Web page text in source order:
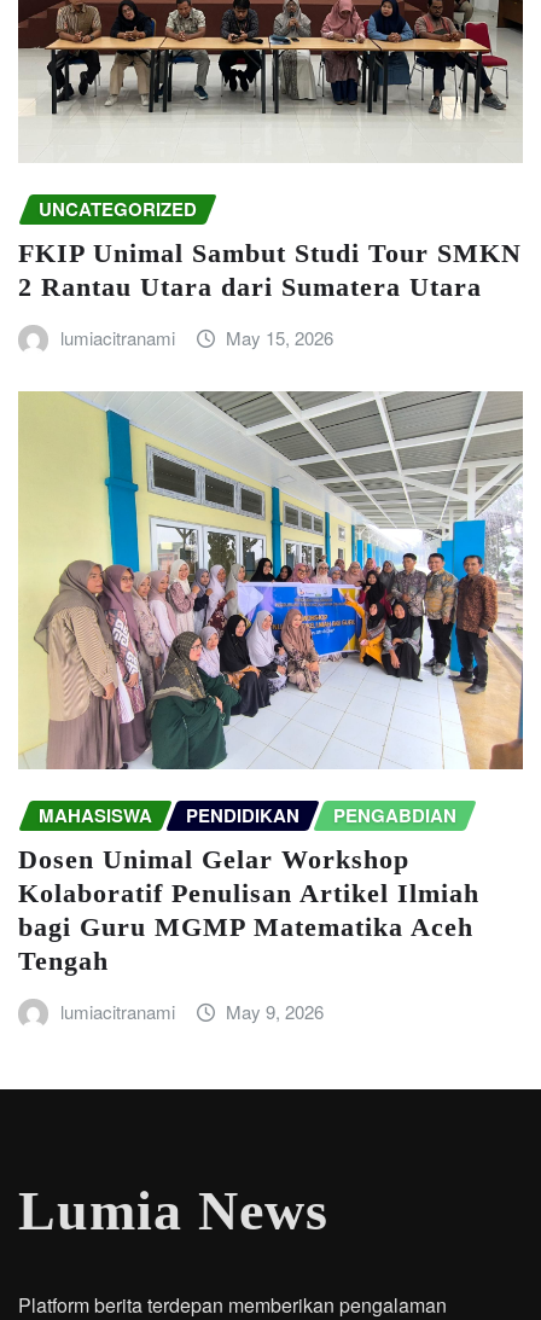
UNCATEGORIZED
FKIP Unimal Sambut Studi Tour SMKN
2 Rantau Utara dari Sumatera Utara
lumiacitranami May 15, 2026
MAHASISWA PENDIDIKAN PENGABDIAN
Dosen Unimal Gelar Workshop
Kolaboratif Penulisan Artikel Ilmiah
bagi Guru MGMP Matematika Aceh
Tengah
lumiacitranami May 9, 2026
Lumia News
Platform berita terdepan memberikan pengalaman